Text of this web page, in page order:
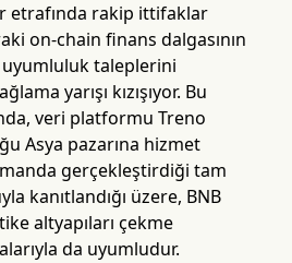
etrafında rakip ittifaklar
on-chain finans dalgasının
uyumluluk taleplerini
yarışı kızışıyor. Bu
veri platformu Treno
Asya pazarına hizmet
gerçekleştirdiği tam
kanıtlandığı üzere, BNB
altyapıları çekme
da uyumludur.